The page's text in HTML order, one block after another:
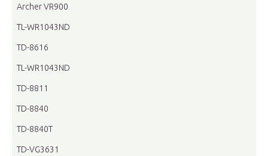
Archer VR900
TL-WR1043ND
TD-8616
TL-WR1043ND
TD-8811
TD-8840
TD-8840T
TD-VG3631